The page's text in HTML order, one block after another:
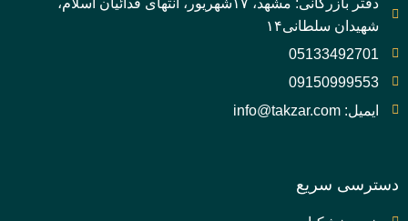
شهیدان سلطانی۱۴
05133492701
09150999553
ایمیل: info@takzar.com
دسترسی سریع